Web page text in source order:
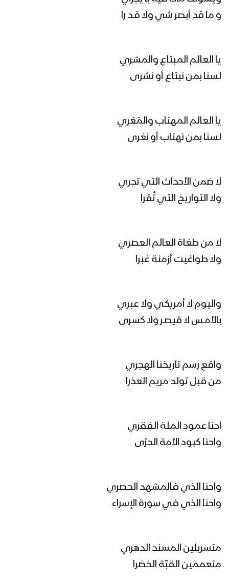
زامل المؤمن الحق | عيسى الليث 1445هـ
مونتاج زامل ساري الليل | عيسى الليث –
1445هـ
مونتاج زامل المسار التعبوي | عيسى الليث
المسار التعبوي | عيسى الليث – 1445هـ
مونتاج زامل الخيار الأنسب | عيسى الليث &
1445هـ
زامل محراب القلوب – عيسى الليث 1445هـ
و ما قد أبصر شي ولا قـد را
يا العالم المبتاع والمشري
لسنا بمن نبتاع أو نشرى
يا العالم المهتاب والمَغري
لسنا بمن نهتاب أو نغرى
لا ضمن الأحداث التي تجري
ولا التواريخ التي تُقرا
لا من طغاة العالم العصري
ولا طواغيت أزمنة غبرا
واليوم لا أمريكي ولا عبري
بالأمـس لا قيصـر ولا كسرى
واقع رسم تاريخنا الهجري
من قبل تولد مريم العذرا
احنا عمود الملة الفقري
واحنا كبود الأمة الحرّى
واحنا الذي فالمشهد الحصري
واحنا الذي في سورة الإسراء
متسربلين المسند الدهري
متعممين القبّة الخضرا